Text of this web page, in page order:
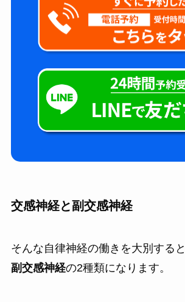
交感神経と副交感神経
そんな自律神経の働きを大別すると
副交感神経の2種類になります。